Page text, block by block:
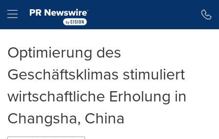
Hamburger menu
Optimierung des
Geschäftsklimas stimuliert
wirtschaftliche Erholung in
Changsha, China